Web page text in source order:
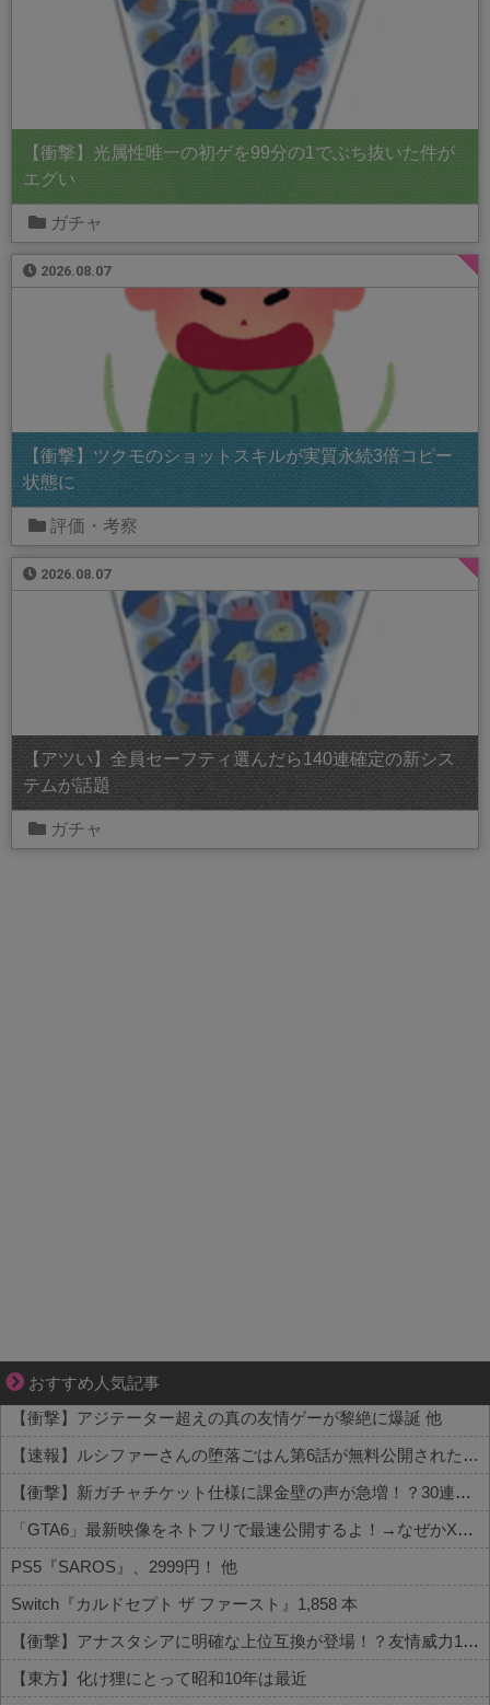
【衝撃】光属性唯一の初ゲを99分の1でぶち抜いた件が
エグい
ガチャ
2026.08.07
【衝撃】ツクモのショットスキルが実質永続3倍コピー
状態に
評価・考察
2026.08.07
【アツい】全員セーフティ選んだら140連確定の新シス
テムが話題
ガチャ
おすすめ人気記事
三十路女子×後輩男子、近づく心とすれ違い
【衝撃】アジテーター超えの真の友情ゲーが黎絶に爆誕 他
【速報】ルシファーさんの堕落ごはん第6話が無料公開された件 他
【衝撃】新ガチャチケット仕様に課金壁の声が急増！？30連でどうなる 他
「GTA6」最新映像をネトフリで最速公開するよ！→なぜかXで大炎上中wwww 他
PS5『SAROS』、2999円！ 他
Switch『カルドセプト ザ ファースト』1,858 本
【衝撃】アナスタシアに明確な上位互換が登場！？友情威力10倍級のバケモン性能
【東方】化け狸にとって昭和10年は最近